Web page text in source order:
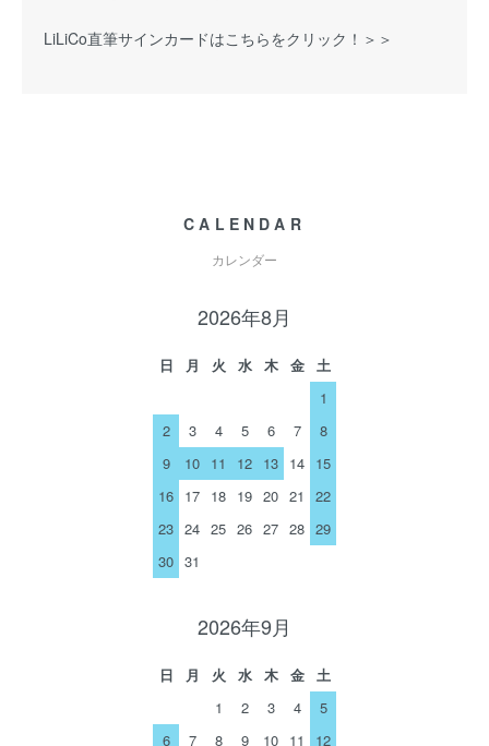
LiLiCo直筆サインカードはこちらをクリック！＞＞
CALENDAR
カレンダー
2026年8月
日 月 火 水 木 金
土
1
2
3 4 5 6 7
8
9
10 11 12 13 14 15
16 17 18 19 20 21
22
23 24 25 26 27 28 29
30 31
2026年9月
日 月 火 水 木 金
土
1
2 3 4
5
6
7 8 9 10 11
12